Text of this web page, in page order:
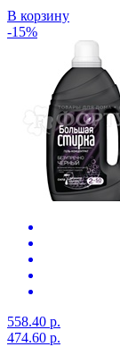
В корзину
-15%
558.40 р.
474.60 р.